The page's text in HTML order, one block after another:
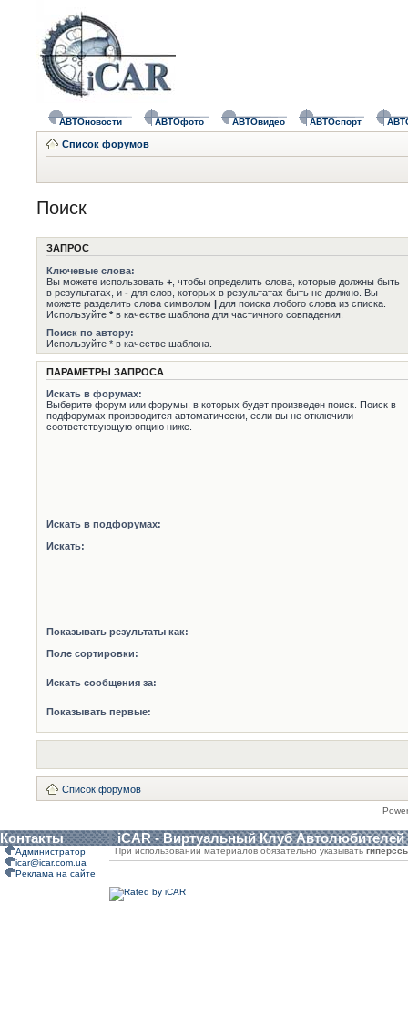
АВТОновости АВТОфото АВТОвидео АВТОспорт
Список форумов
Поиск
ЗАПРОС
Ключевые слова:
Вы можете использовать + , чтобы определить слова, которые должны быть
в результатах, и - для слов, которых в результатах быть не должно. Вы
можете разделить слова символом | для поиска любого слова из списка.
Используйте * в качестве шаблона для частичного совпадения.
Поиск по автору:
Используйте * в качестве шаблона.
ПАРАМЕТРЫ ЗАПРОСА
Искать в форумах:
Выберите форум или форумы, в которых будет произведен поиск. Поиск в
подфорумах производится автоматически, если вы не отключили
соответствующую опцию ниже.
Искать в подфорумах:
Искать:
Показывать результаты как:
Поле сортировки:
Искать сообщения за:
Показывать первые:
Список форумов
Контакты iCAR - Виртуальный Клуб Автолюбителей
Администратор
icar@icar.com.ua
Реклама на сайте
При использовании материалов обязательно указывать